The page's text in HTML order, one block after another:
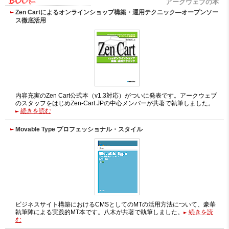
アークウェブの本
Zen Cartによるオンラインショップ構築・運用テクニック―オープンソー
ス徹底活用
内容充実のZen Cart公式本（v1.3対応）がついに発表です。アークウェブ
のスタッフをはじめZen-Cart.JPの中心メンバーが共著で執筆しました。
続きを読む
Movable Type プロフェッショナル・スタイル
ビジネスサイト構築におけるCMSとしてのMTの活用方法について、豪華
執筆陣による実践的MT本です。八木が共著で執筆しました。
続きを読
む